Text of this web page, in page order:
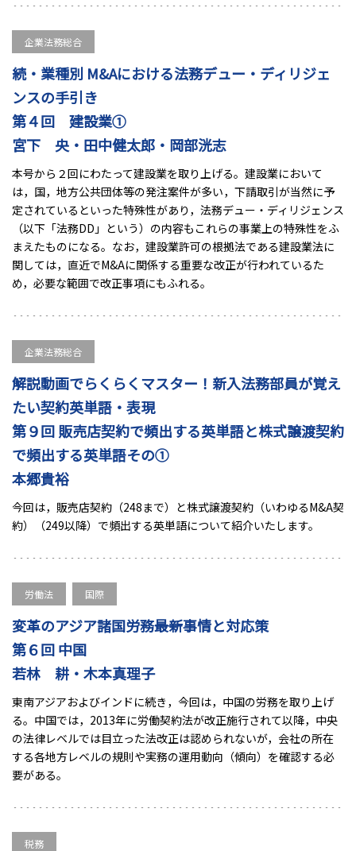
企業法務総合
続・業種別 M&Aにおける法務デュー・ディリジェ
ンスの手引き
第４回 建設業①
宮下 央・田中健太郎・岡部洸志
本号から２回にわたって建設業を取り上げる。建設業において
は，国，地方公共団体等の発注案件が多い，下請取引が当然に予
定されているといった特殊性があり，法務デュー・ディリジェンス
（以下「法務DD」という）の内容もこれらの事業上の特殊性をふ
まえたものになる。なお，建設業許可の根拠法である建設業法に
関しては，直近でM&Aに関係する重要な改正が行われているた
め，必要な範囲で改正事項にもふれる。
企業法務総合
解説動画でらくらくマスター！新入法務部員が覚え
たい契約英単語・表現
第９回 販売店契約で頻出する英単語と株式譲渡契約
で頻出する英単語その①
本郷貴裕
今回は，販売店契約（248まで）と株式譲渡契約（いわゆるM&A契
約）（249以降）で頻出する英単語について紹介いたします。
労働法 国際
変革のアジア諸国労務――最新事情と対応策
第６回 中国
若林 耕・木本真理子
東南アジアおよびインドに続き，今回は，中国の労務を取り上げ
る。中国では，2013年に労働契約法が改正施行されて以降，中央
の法律レベルでは目立った法改正は認められないが，会社の所在
する各地方レベルの規則や実務の運用動向（傾向）を確認する必
要がある。
税務